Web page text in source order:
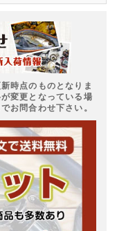
時点のものとなりま
変更となっている場
お問合わせ下さい。